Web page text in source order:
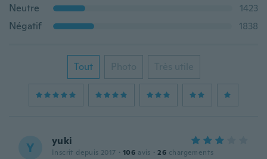
Neutre
1423
Négatif
1838
Tout Photo Très utile
Y yuki
Inscrit depuis 2017 · 106 avis · 26 chargements